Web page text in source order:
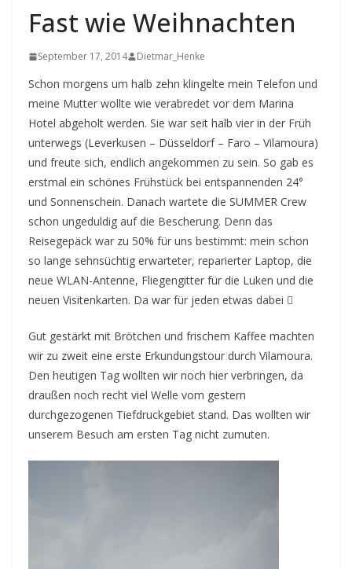
Fast wie Weihnachten
September 17, 2014 Dietmar_Henke
Schon morgens um halb zehn klingelte mein Telefon und
meine Mutter wollte wie verabredet vor dem Marina
Hotel abgeholt werden. Sie war seit halb vier in der Früh
unterwegs (Leverkusen – Düsseldorf – Faro – Vilamoura)
und freute sich, endlich angekommen zu sein. So gab es
erstmal ein schönes Frühstück bei entspannenden 24°
und Sonnenschein. Danach wartete die SUMMER Crew
schon ungeduldig auf die Bescherung. Denn das
Reisegepäck war zu 50% für uns bestimmt: mein schon
so lange sehnsüchtig erwarteter, reparierter Laptop, die
neue WLAN-Antenne, Fliegengitter für die Luken und die
neuen Visitenkarten. Da war für jeden etwas dabei 
Gut gestärkt mit Brötchen und frischem Kaffee machten
wir zu zweit eine erste Erkundungstour durch Vilamoura.
Den heutigen Tag wollten wir noch hier verbringen, da
draußen noch recht viel Welle vom gestern
durchgezogenen Tiefdruckgebiet stand. Das wollten wir
unserem Besuch am ersten Tag nicht zumuten.